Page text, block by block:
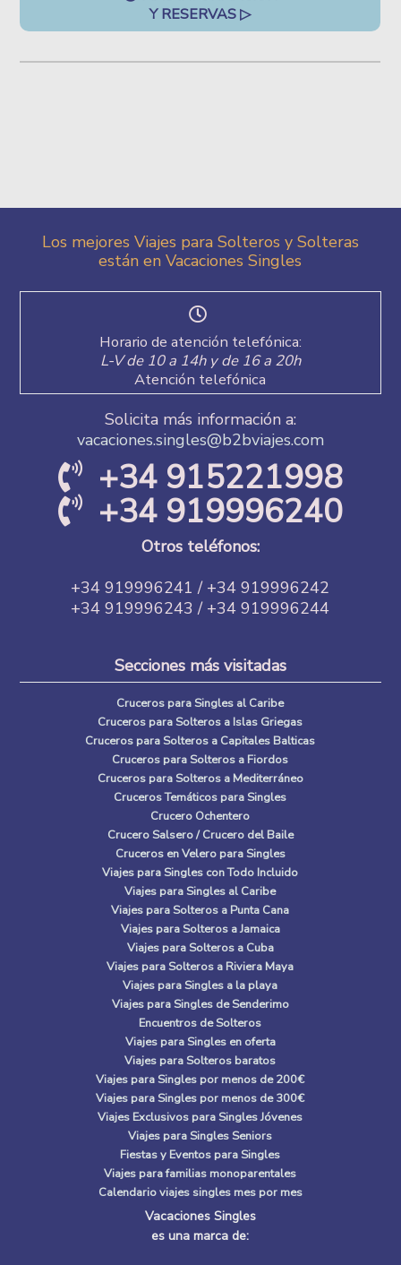
Y RESERVAS ▷
Los mejores Viajes para Solteros y Solteras
están en Vacaciones Singles
Horario de atención telefónica:
L-V de 10 a 14h y de 16 a 20h
Atención telefónica
Solicita más información a:
vacaciones.singles@b2bviajes.com
+34 915221998
+34 919996240
Otros teléfonos:
+34 919996241 / +34 919996242
+34 919996243 / +34 919996244
Secciones más visitadas
Cruceros para Singles al Caribe
Cruceros para Solteros a Islas Griegas
Cruceros para Solteros a Capitales Balticas
Cruceros para Solteros a Fiordos
Cruceros para Solteros a Mediterráneo
Cruceros Temáticos para Singles
Crucero Ochentero
Crucero Salsero / Crucero del Baile
Cruceros en Velero para Singles
Viajes para Singles con Todo Incluido
Viajes para Singles al Caribe
Viajes para Solteros a Punta Cana
Viajes para Solteros a Jamaica
Viajes para Solteros a Cuba
Viajes para Solteros a Riviera Maya
Viajes para Singles a la playa
Viajes para Singles de Senderimo
Encuentros de Solteros
Viajes para Singles en oferta
Viajes para Solteros baratos
Viajes para Singles por menos de 200€
Viajes para Singles por menos de 300€
Viajes Exclusivos para Singles Jóvenes
Viajes para Singles Seniors
Fiestas y Eventos para Singles
Viajes para familias monoparentales
Calendario viajes singles mes por mes
Vacaciones Singles
es una marca de: